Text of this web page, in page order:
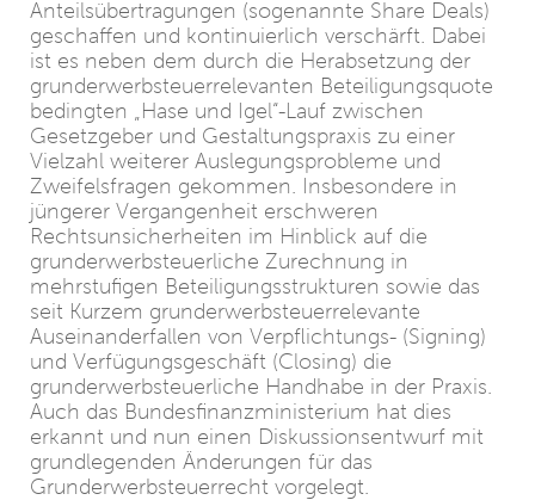
Anteilsübertragungen (sogenannte Share Deals)
geschaffen und kontinuierlich verschärft. Dabei
ist es neben dem durch die Herabsetzung der
grunderwerbsteuerrelevanten Beteiligungsquote
bedingten „Hase und Igel“-Lauf zwischen
Gesetzgeber und Gestaltungspraxis zu einer
Vielzahl weiterer Auslegungsprobleme und
Zweifelsfragen gekommen. Insbesondere in
jüngerer Vergangenheit erschweren
Rechtsunsicherheiten im Hinblick auf die
grunderwerbsteuerliche Zurechnung in
mehrstufigen Beteiligungsstrukturen sowie das
seit Kurzem grunderwerbsteuerrelevante
Auseinanderfallen von Verpflichtungs- (Signing)
und Verfügungsgeschäft (Closing) die
grunderwerbsteuerliche Handhabe in der Praxis.
Auch das Bundesfinanzministerium hat dies
erkannt und nun einen Diskussionsentwurf mit
grundlegenden Änderungen für das
Grunderwerbsteuerrecht vorgelegt.